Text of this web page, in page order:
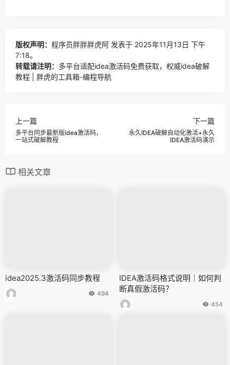
版权声明： 程序员胖胖胖虎阿 发表于 2025年11月13日 下午
7:18。
转载请注明： 多平台适配idea激活码免费获取，权威idea破解
教程 | 胖虎的工具箱-编程导航
上一篇
多平台同步最新版idea激活码，
一站式破解教程
下一篇
永久IDEA破解自动化激活+永久
IDEA激活码演示
相关文章
idea2025.3激活码同步教程
494
IDEA激活码格式说明｜如何判
断真假激活码？
454